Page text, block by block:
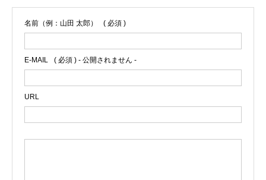
名前（例：山田 太郎） ( 必須 )
E-MAIL ( 必須 ) - 公開されません -
URL